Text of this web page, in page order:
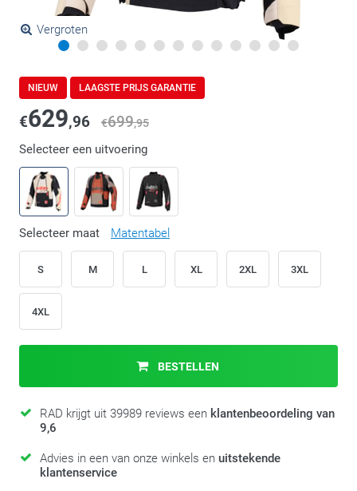
Vergroten
NIEUW LAAGSTE PRIJS GARANTIE
€629,96 €699,95
Selecteer een uitvoering
Selecteer maat Matentabel
S M L XL 2XL 3XL
4XL
BESTELLEN
RAD krijgt uit 39989 reviews een klantenbeoordeling van
9,6
Advies in een van onze winkels en uitstekende
klantenservice